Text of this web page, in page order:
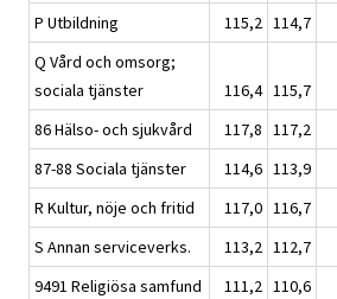
P Utbildning
115,2 114,7
Q Vård och omsorg;
sociala tjänster
116,4 115,7
86 Hälso- och sjukvård
117,8 117,2
87-88 Sociala tjänster
114,6 113,9
R Kultur, nöje och fritid
117,0 116,7
S Annan serviceverks.
113,2 112,7
9491 Religiösa samfund
111,2 110,6